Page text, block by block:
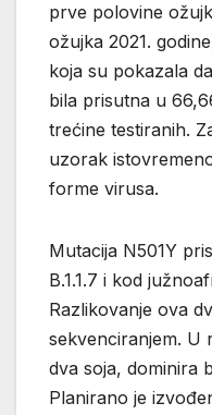
prve polovine
ožujka 2021.
koja su pokazala
bila prisutna u
trećine testiranih.
uzorak
forme virusa.
Mutacija N501Y
B.1.1.7 i kod
Razlikovanje ova
sekvenciranjem. U
dva soja, dominira
Planirano je